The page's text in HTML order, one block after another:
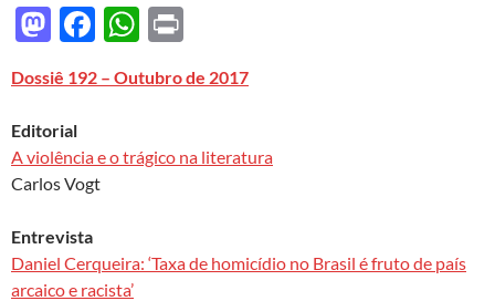
M
to
d
o
n
F
e
o
o
W
at
A
nt
Dossiê 192 – Outubro de 2017
Editorial
A violência e o trágico na literatura
Carlos Vogt
Entrevista
Daniel Cerqueira: ‘Taxa de homicídio no Brasil é fruto de país
arcaico e racista’